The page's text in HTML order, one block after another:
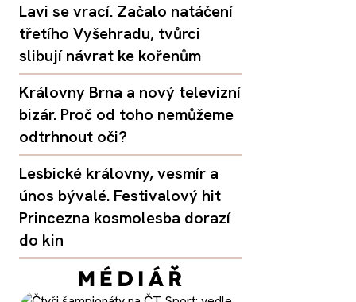
Lavi se vrací. Začalo natáčení
třetího Vyšehradu, tvůrci
slibují návrat ke kořenům
Královny Brna a nový televizní
bizár. Proč od toho nemůžeme
odtrhnout oči?
Lesbické královny, vesmír a
únos bývalé. Festivalový hit
Princezna kosmolesba dorazí
do kin